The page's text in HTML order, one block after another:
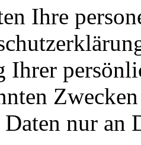
Ihre
nur an